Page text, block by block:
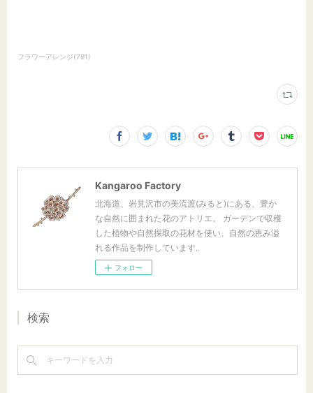
フラワーアレンジ(791)
Kangaroo Factory
北海道、岩見沢市の美流渡(みると)にある、豊か
な自然に囲まれた花のアトリエ。 ガーデンで収穫
した植物や自然採取の花材を使い、自然の恵み溢
れる作品を制作しています。
フォロー
検索